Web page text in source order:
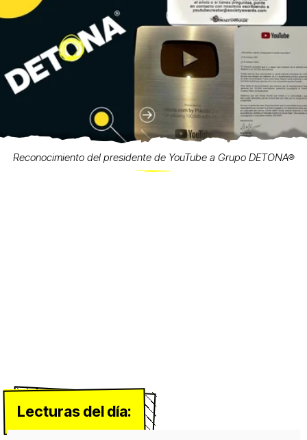
Reconocimiento del presidente de YouTube a Grupo DETONA®
Lecturas del día: